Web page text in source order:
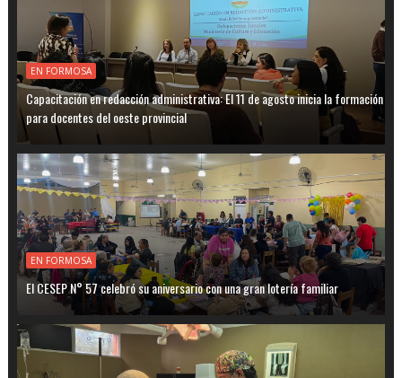
EN FORMOSA
Capacitación en redacción administrativa: El 11 de agosto inicia la formación
para docentes del oeste provincial
EN FORMOSA
El CESEP N° 57 celebró su aniversario con una gran lotería familiar